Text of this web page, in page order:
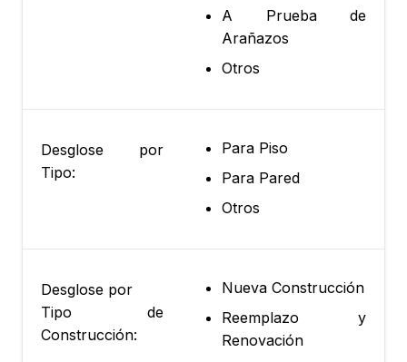
A Prueba de
Arañazos
Otros
Desglose por
Tipo:
Para Piso
Para Pared
Otros
Desglose por
Tipo de
Construcción:
Nueva Construcción
Reemplazo y
Renovación